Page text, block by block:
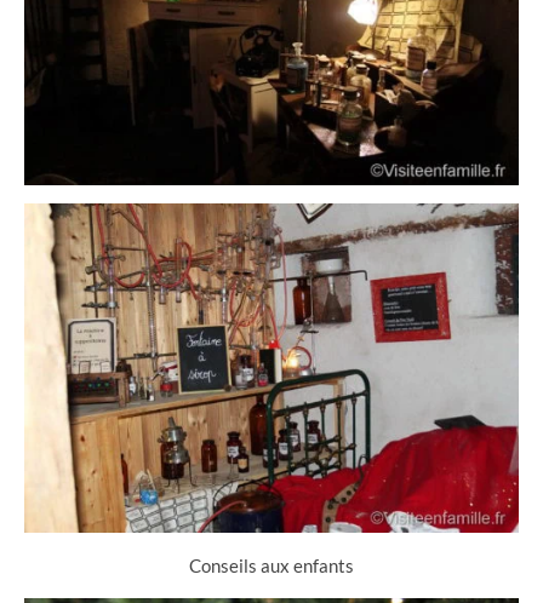
Conseils aux enfants